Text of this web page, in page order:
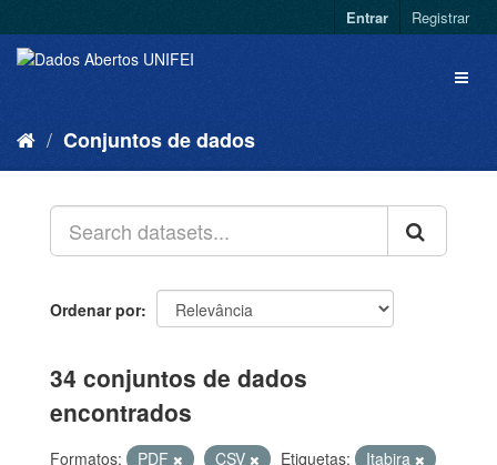
Entrar Registrar
Conjuntos de dados
Ordenar por
34 conjuntos de dados
encontrados
Formatos: PDF CSV Etiquetas:
Itabira